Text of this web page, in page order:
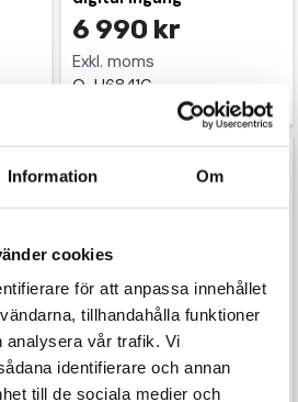
Information Om
cookies
för att anpassa innehållet
tillhandahålla funktioner
analysera vår trafik. Vi
identifierare och annan
till de sociala medier och
6 990 kr
Exkl. moms
Q-U6841G
rh
4G-logger intern
temp/rh
6 990 kr